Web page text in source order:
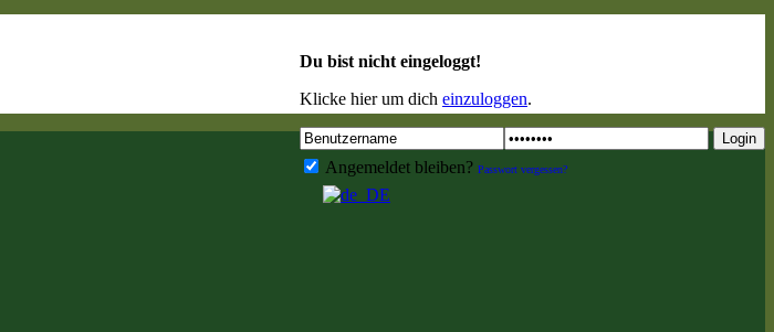
Du bist nicht eingeloggt!
Klicke hier um dich einzuloggen.
Login
Angemeldet bleiben? Passwort vergessen?